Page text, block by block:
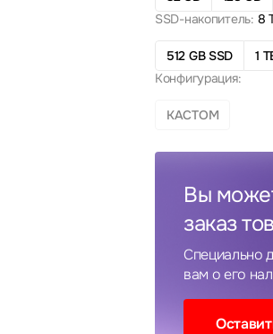
SSD-накопитель: 8
512 GB SSD 1
Конфигурация:
КАСТОМ
Вы
заказ
Специально
вам о его